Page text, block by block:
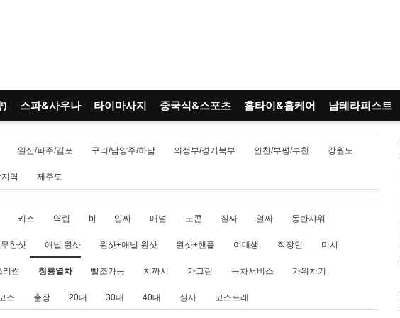
) 스파&사우나 타이마사지 중국식&스포츠 홈타이&홈케어 남테라피스트
일산/파주/김포 구리/남양주/하남 의정부/경기북부 인천/부평/부천 강원도
역 제주도
키스 역립 bj 입싸 애널 노콘 질싸 얼싸 동반샤워
무한샷 애널 원샷 원샷+애널 원샷 원샷+핸플 여대생 직장인 미시
리썸 청룡열차 빨조가능 치까시 가그린 녹차서비스 가위치기
스 출장 20대 30대 40대 실사 코스프레